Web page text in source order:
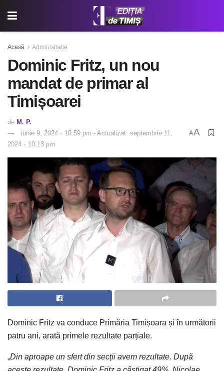
Acasă Administrație
Dominic Fritz, un nou
mandat de primar al
Timișoarei
de M. P.
iunie 9, 2024 ◦ 10:59 pm - Actualizat: septembrie 11,
2024 ◦ 10:13 pm
AA
Dominic Fritz va conduce Primăria Timișoara și în următorii
patru ani, arată primele rezultate parțiale.
„Din aproape un sfert din secții avem rezultate. După